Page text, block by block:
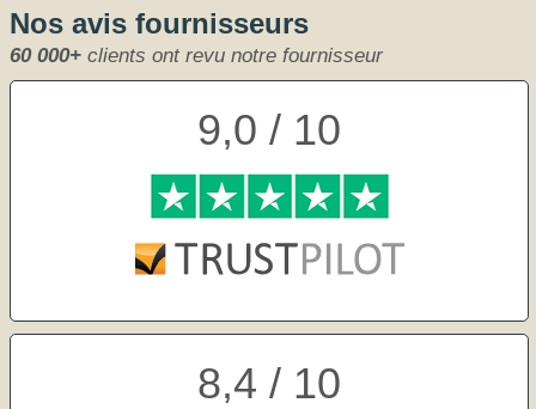
Nos avis fournisseurs
60 000+ clients ont revu notre fournisseur
9,0 / 10
8,4 / 10